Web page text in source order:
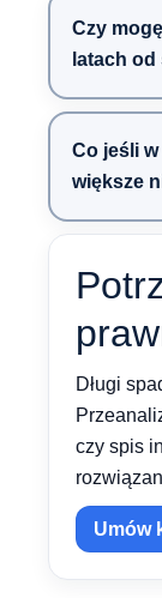
Czy
latach
Co jeśli w
większe
Długi
czy spis
Umów